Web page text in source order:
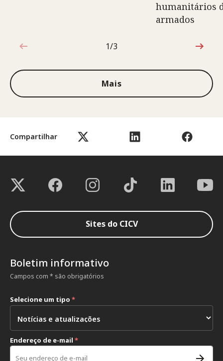
Compartilhar
humanitários
armados
1 de 3
1/3
Mais
Sites do CICV
Boletim informativo
Campos com * são obrigatórios
Selecione um tipo *
Endereço de e-mail *